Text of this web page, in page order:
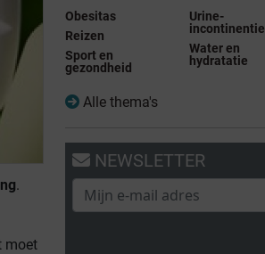
.
moet
Obesitas
Reizen
Sport en
gezondheid
Urine-
incontinentie
Water en
hydratatie
Alle thema's
NEWSLETTER